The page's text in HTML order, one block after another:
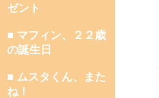
ゼント
■ マフィン、２２歳
の誕生日
■ ムスタくん、また
ね！